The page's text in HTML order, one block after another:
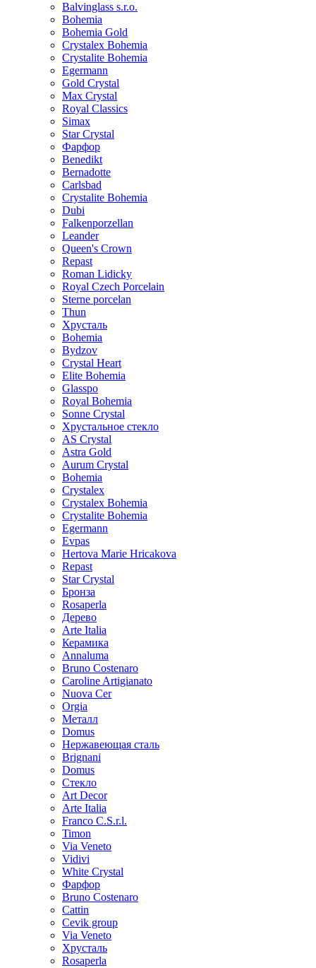
Balvinglass s.r.o.
Bohemia
Bohemia Gold
Crystalex Bohemia
Crystalite Bohemia
Egermann
Gold Crystal
Max Crystal
Royal Classics
Simax
Star Crystal
Фарфор
Benedikt
Bernadotte
Carlsbad
Crystalite Bohemia
Dubi
Falkenporzellan
Leander
Queen's Crown
Repast
Roman Lidicky
Royal Czech Porcelain
Sterne porcelan
Thun
Хрусталь
Bohemia
Bydzov
Crystal Heart
Elite Bohemia
Glasspo
Royal Bohemia
Sonne Crystal
Хрустальное стекло
AS Crystal
Astra Gold
Aurum Crystal
Bohemia
Crystalex
Crystalex Bohemia
Crystalite Bohemia
Egermann
Evpas
Hertova Marie Hricakova
Repast
Star Crystal
Бронза
Rosaperla
Дерево
Arte Italia
Керамика
Annaluma
Bruno Costenaro
Caroline Artigianato
Nuova Cer
Orgia
Металл
Domus
Нержавеющая сталь
Brignani
Domus
Стекло
Art Decor
Arte Italia
Franco C.S.r.l.
Timon
Via Veneto
Vidivi
White Crystal
Фарфор
Bruno Costenaro
Cattin
Cevik group
Via Veneto
Хрусталь
Rosaperla